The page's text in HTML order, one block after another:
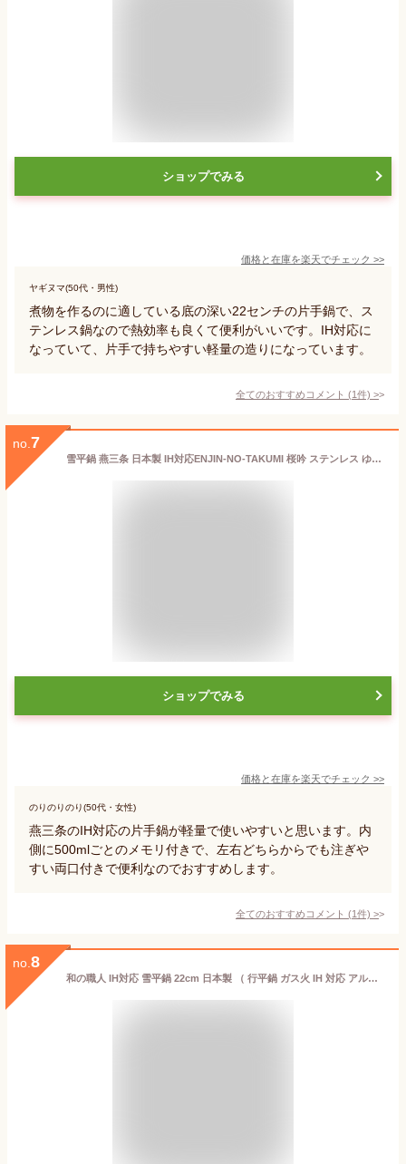
ショップでみる
価格と在庫を楽天でチェック >>
ヤギヌマ(50代・男性)
煮物を作るのに適している底の深い22センチの片手鍋で、ス
テンレス鍋なので熱効率も良くて便利がいいです。IH対応に
なっていて、片手で持ちやすい軽量の造りになっています。
全てのおすすめコメント (1件) >
no. 7
雪平鍋 燕三条 日本製 IH対応ENJIN-NO-TAKUMI 桜吟 ステンレス ゆきひら鍋 22cm 3.0L行平鍋 業務用 家庭用 オール熱源対応 IH 鍋 熱 均一 軽量 業務用鍋 片手鍋 プロ仕様 厨房 道具 調理 厨房用品 出汁 下ごしらえ 煮る プレゼント 贈り物 ギフト 燕人の匠
ショップでみる
価格と在庫を楽天でチェック >>
のりのりのり(50代・女性)
燕三条のIH対応の片手鍋が軽量で使いやすいと思います。内
側に500mlごとのメモリ付きで、左右どちらからでも注ぎや
すい両口付きで便利なのでおすすめします。
全てのおすすめコメント (1件) >
no. 8
和の職人 IH対応 雪平鍋 22cm 日本製 （ 行平鍋 ガス火 IH 対応 アルミ製 片手鍋 ゆきひら鍋 22 センチ 鍋 なべ 片手なべ アルミ鍋 アル